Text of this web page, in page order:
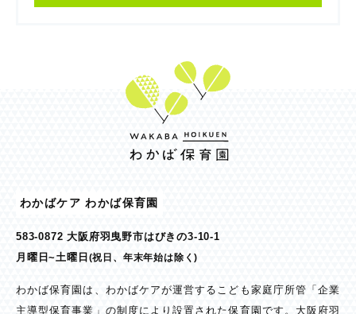
わかばケア わかば保育園
583-0872 大阪府羽曳野市はびきの3-10-1
月曜日~土曜日(祝日、年末年始は除く)
わかば保育園は、わかばケアが運営するこども家庭庁所管「企業
主導型保育事業」の制度により設置された保育園です。大阪府羽